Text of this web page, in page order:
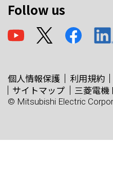
Follow us
個人情報保護 利用規約
サイトマップ
三菱電機
© Mitsubishi Electric